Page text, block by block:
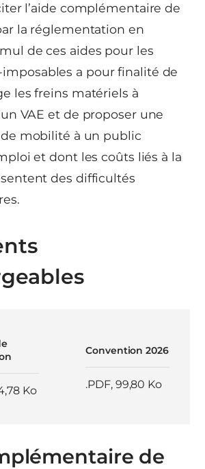
l’aide complémentaire de
la réglementation en
de ces aides pour les
a pour finalité de
les freins matériels à
VAE et de proposer une
mobilité à un public
et dont les coûts liés à la
des difficultés
Ko
Convention 2026
.PDF, 99,80 Ko
de